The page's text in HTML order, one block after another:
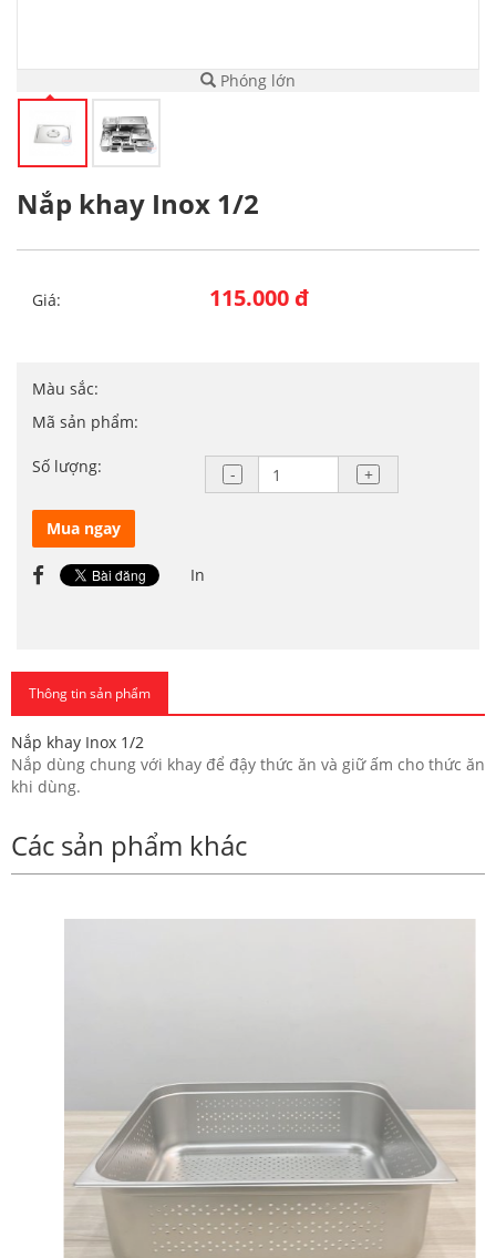
Phóng lớn
Nắp khay Inox 1/2
Giá: 115.000 đ
Màu sắc:
Mã sản phẩm:
Số lượng:
Mua ngay
In
Thông tin sản phẩm
Nắp khay Inox 1/2
Nắp dùng chung với khay để đậy thức ăn và giữ ấm cho thức ăn
khi dùng.
Các sản phẩm khác